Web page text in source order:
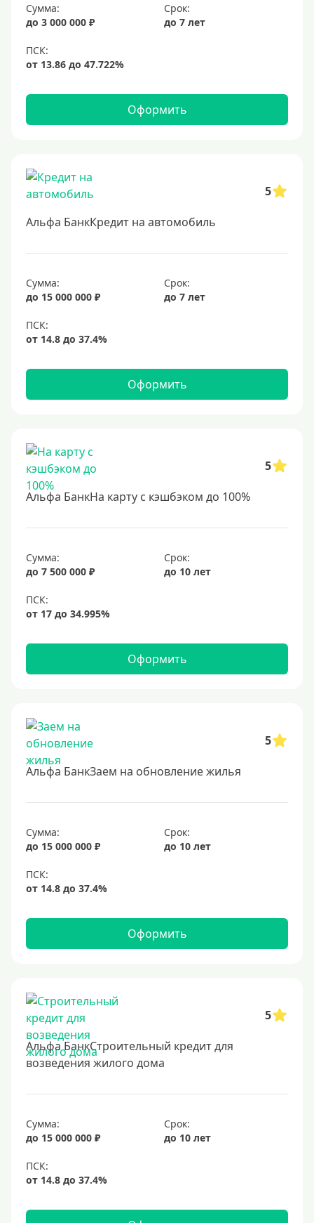
Сумма:
до 3 000 000 ₽
Срок:
до 7 лет
Оформить
5
Альфа БанкКредит на автомобиль
Сумма:
до 15 000 000 ₽
Срок:
до 7 лет
Оформить
5
Альфа БанкНа карту с кэшбэком до 100%
Сумма:
до 7 500 000 ₽
Срок:
до 10 лет
Оформить
5
Альфа БанкЗаем на обновление жилья
Сумма:
до 15 000 000 ₽
Срок:
до 10 лет
Оформить
5
Альфа БанкСтроительный кредит для
возведения жилого дома
Сумма:
до 15 000 000 ₽
Срок:
до 10 лет